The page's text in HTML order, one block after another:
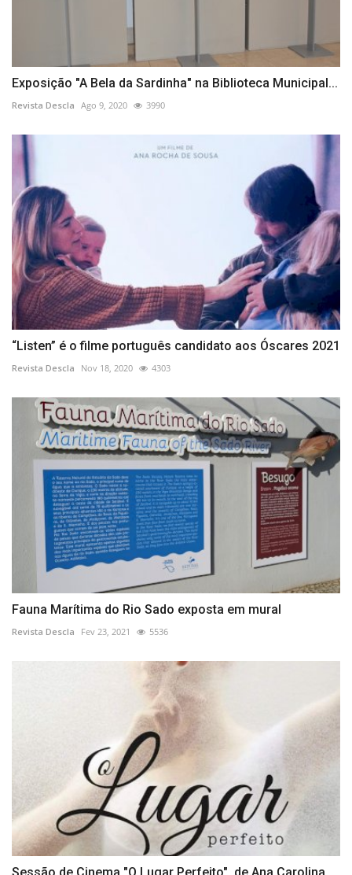
Exposição "A Bela da Sardinha" na Biblioteca Municipal...
Revista Descla Ago 9, 2020 3990
“Listen” é o filme português candidato aos Óscares 2021
Revista Descla Nov 18, 2020 4303
Fauna Marítima do Rio Sado exposta em mural
Revista Descla Fev 23, 2021 5536